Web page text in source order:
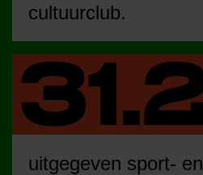
cultuurclub.
uitgegeven sport- en